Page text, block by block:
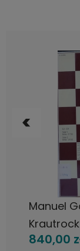
Manuel
Krautrock
840,00